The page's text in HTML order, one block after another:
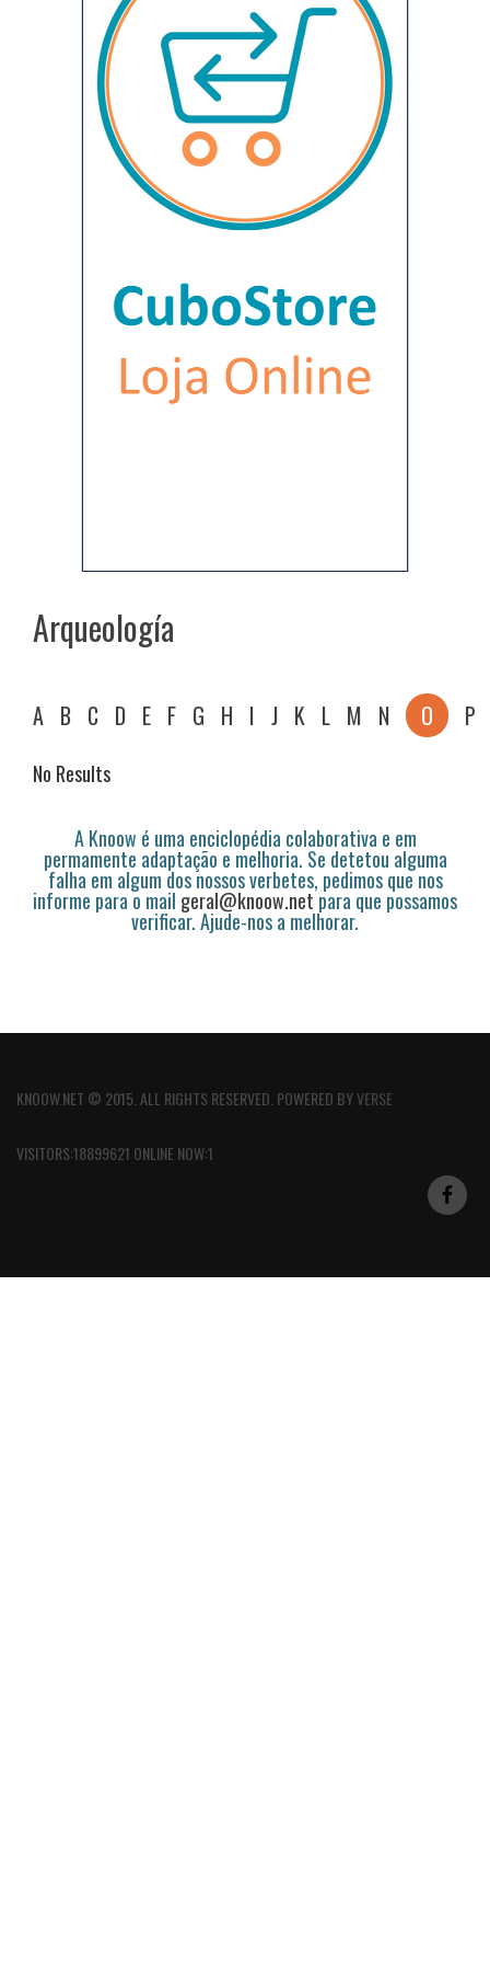
Arqueología
A B C D E F G H I J K L M N O P
No Results
A Knoow é uma enciclopédia colaborativa e em
permamente adaptação e melhoria. Se detetou alguma
falha em algum dos nossos verbetes, pedimos que nos
informe para o mail geral@knoow.netpara que possamos
verificar. Ajude-nos a melhorar.
KNOOW.NET © 2015. ALL RIGHTS RESERVED. POWERED BYVERSE
VISITORS:18899621 ONLINE NOW:1